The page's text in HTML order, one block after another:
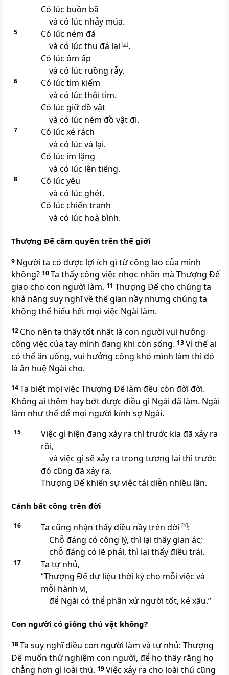
Có lúc buồn bã
và có lúc nhảy múa.
5
Có lúc ném đá
và có lúc thu đá lại [a].
Có lúc ôm ấp
và có lúc ruồng rẫy.
6
Có lúc tìm kiếm
và có lúc thôi tìm.
Có lúc giữ đồ vật
và có lúc ném đồ vật đi.
7
Có lúc xé rách
và có lúc vá lại.
Có lúc im lặng
và có lúc lên tiếng.
8
Có lúc yêu
và có lúc ghét.
Có lúc chiến tranh
và có lúc hoà bình.
Thượng Đế cầm quyền trên thế giới
9 Người ta có được lợi ích gì từ công lao của mình
không? 10Ta thấy công việc nhọc nhằn mà Thượng Đế
giao cho con người làm. 11 Thượng Đế cho chúng ta
khả năng suy nghĩ về thế gian nầy nhưng chúng ta
không thể hiểu hết mọi việc Ngài làm.
12 Cho nên ta thấy tốt nhất là con người vui hưởng
công việc của tay mình đang khi còn sống. 13Vì thế ai
có thể ăn uống, vui hưởng công khó mình làm thì đó
là ân huệ Ngài cho.
14Ta biết mọi việc Thượng Đế làm đều còn đời đời.
Không ai thêm hay bớt được điều gì Ngài đã làm. Ngài
làm như thế để mọi người kính sợ Ngài.
15
Việc gì hiện đang xảy ra thì trước kia đã xảy ra
rồi,
và việc gì sẽ xảy ra trong tương lai thì trước
đó cũng đã xảy ra.
Thượng Đế khiến sự việc tái diễn nhiều lần.
Cảnh bất công trên đời
16 Ta cũng nhận thấy điều nầy trên đời [b]:
Chỗ đáng có công lý, thì lại thấy gian ác;
chỗ đáng có lẽ phải, thì lại thấy điều trái.
17
Ta tự nhủ,
“Thượng Đế dự liệu thời kỳ cho mỗi việc và
mỗi hành vi,
để Ngài có thể phân xử người tốt, kẻ xấu.”
Con người có giống thú vật không?
18Ta suy nghĩ điều con người làm và tự nhủ: Thượng
Đế muốn thử nghiệm con người, để họ thấy rằng họ
chẳng hơn gì loài thú. 19Việc xảy ra cho loài thú cũng